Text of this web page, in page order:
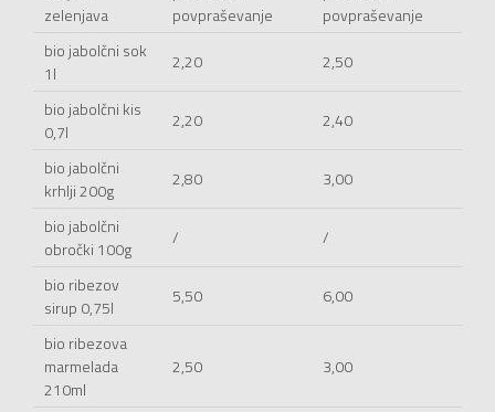
zelenjava
povpraševanje
povpraševanje
bio jabolčni sok
1l
2,20 2,50
bio jabolčni kis
0,7l
2,20 2,40
bio jabolčni
krhlji 200g
2,80 3,00
bio jabolčni
obročki 100g
/ /
bio ribezov
sirup 0,75l
5,50 6,00
bio ribezova
marmelada
210ml
2,50 3,00